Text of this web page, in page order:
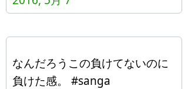
なんだろうこの負けてないのに
負けた感。 #sanga